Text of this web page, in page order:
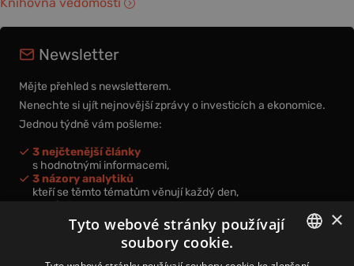
Newsletter
Mějte přehled s newsletterem.
Nenechte si ujít nejnovější zprávy o investicích a ekonomice.
Jednou týdně vám pošleme:
3 nejčtenější články
s hodnotnými informacemi,
3 názory analytiků
kteří se těmto tématům věnují každý den,
nová videa a podcasty
k prohloubení vašich znalostí.
CZECH
×
Tyto webové stránky používají
soubory cookie.